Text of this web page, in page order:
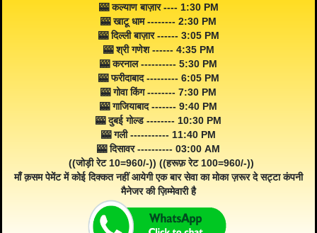
🎰 कल्याण बाज़ार ---- 1:30 PM
🎰 खाटू धाम -------- 2:30 PM
🎰 दिल्ली बाज़ार ------ 3:05 PM
🎰 श्री गणेश ------ 4:35 PM
🎰 करनाल ---------- 5:30 PM
🎰 फरीदाबाद --------- 6:05 PM
🎰 गोवा किंग -------- 7:30 PM
🎰 गाजियाबाद ------- 9:40 PM
🎰 दुबई गोल्ड -------- 10:30 PM
🎰 गली ----------- 11:40 PM
🎰 दिसावर ---------- 03:00 AM
((जोड़ी रेट 10=960/-)) ((हरूफ़ रेट 100=960/-))
माँ क़सम पेमेंट में कोई दिक्कत नहीं आयेगी एक बार सेवा का मोका ज़रूर दे सट्टा कंपनी
मैनेजर की ज़िम्मेवारी है